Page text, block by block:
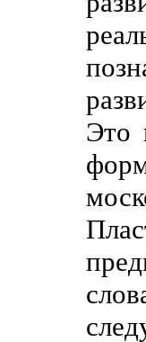
Это